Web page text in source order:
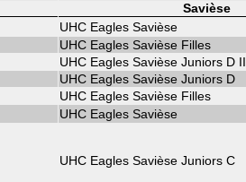
Savièse
UHC Eagles Savièse
UHC Eagles Savièse Filles
UHC Eagles Savièse Juniors D II
UHC Eagles Savièse Juniors D
UHC Eagles Savièse Filles
UHC Eagles Savièse
UHC Eagles Savièse Juniors C